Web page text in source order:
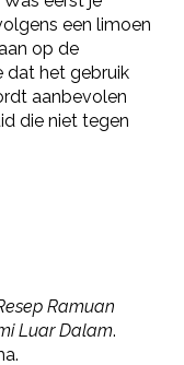
een limoen
op de
dat het gebruik
aanbevolen
die niet tegen
Ramuan
Luar Dalam.